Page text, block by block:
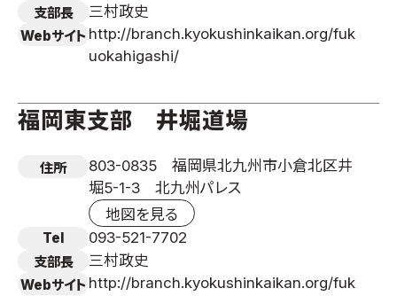
支部長 三村政史
Webサイト http://branch.kyokushinkaikan.org/fuk
uokahigashi/
福岡東支部 井堀道場
住所
803-0835 福岡県北九州市小倉北区井
堀5-1-3 北九州パレス
地図を見る
Tel 093-521-7702
支部長 三村政史
Webサイト http://branch.kyokushinkaikan.org/fuk